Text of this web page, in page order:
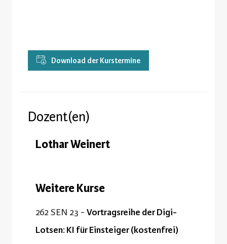
Download der Kurstermine
Dozent(en)
Lothar Weinert
Weitere Kurse
262 SEN 23 - Vortragsreihe der Digi-
Lotsen: KI für Einsteiger (kostenfrei)